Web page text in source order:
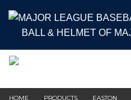
BALL & HELMET OF
HOME PRODUCTS EASTON